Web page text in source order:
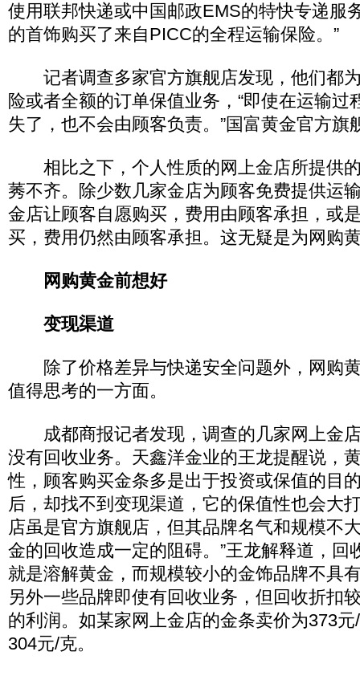
使用联邦快递或中国邮政EMS的特快专递服
的首饰购买了来自PICC的全程运输保险。”
记者调查多家官方旗舰店发现，他们都
险或者全额的订单保值业务，“即使在运输过
失了，也不会由顾客负责。”国富黄金官方旗
相比之下，个人性质的网上金店所提供
莠不齐。除少数几家金店为顾客免费提供运
金店让顾客自愿购买，费用由顾客承担，或
买，费用仍然由顾客承担。这无疑是为网购
网购黄金前想好
变现渠道
除了价格差异与快递安全问题外，网购
值得思考的一方面。
成都商报记者发现，调查的几家网上金
没有回收业务。天鑫洋金业的王龙提醒说，
性，顾客购买金条多是出于投资或保值的目
后，却找不到变现渠道，它的保值性也会大
店虽是官方旗舰店，但其品牌名气和规模不
金的回收造成一定的阻碍。”王龙解释道，回
就是溶解黄金，而规模较小的金饰品牌不具
另外一些品牌即使有回收业务，但回收折扣
的利润。如某家网上金店的金条卖价为373
304元/克。